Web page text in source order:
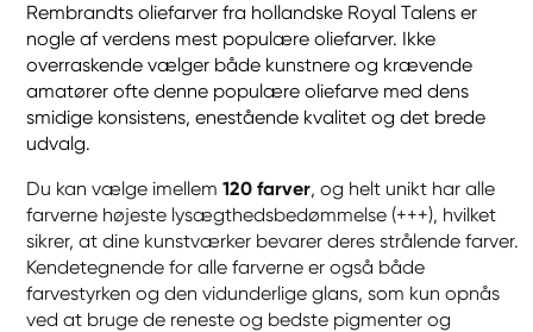
Rembrandts oliefarver fra hollandske Royal Talens er
nogle af verdens mest populære oliefarver. Ikke
overraskende vælger både kunstnere og krævende
amatører ofte denne populære oliefarve med dens
smidige konsistens, enestående kvalitet og det brede
udvalg.
Du kan vælge imellem 120 farver, og helt unikt har alle
farverne højeste lysægthedsbedømmelse (+++), hvilket
sikrer, at dine kunstværker bevarer deres strålende farver.
Kendetegnende for alle farverne er også både
farvestyrken og den vidunderlige glans, som kun opnås
ved at bruge de reneste og bedste pigmenter og